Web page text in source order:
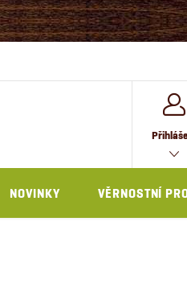
NOVINKY VĚRNOSTNÍ